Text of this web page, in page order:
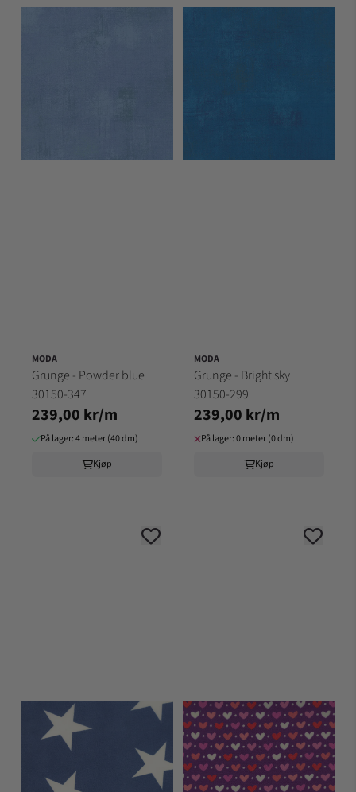
MODA
Grunge - Powder blue
30150-347
239,00 kr/m
På lager: 4 meter (40 dm)
Kjøp
MODA
Grunge - Bright sky
30150-299
239,00 kr/m
På lager: 0 meter (0 dm)
Kjøp